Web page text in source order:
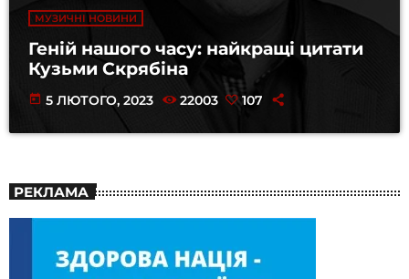
МУЗИЧНІ НОВИНИ
Геній нашого часу: найкращі цитати
Кузьми Скрябіна
today 5 ЛЮТОГО, 2023 22003 107
РЕКЛАМА